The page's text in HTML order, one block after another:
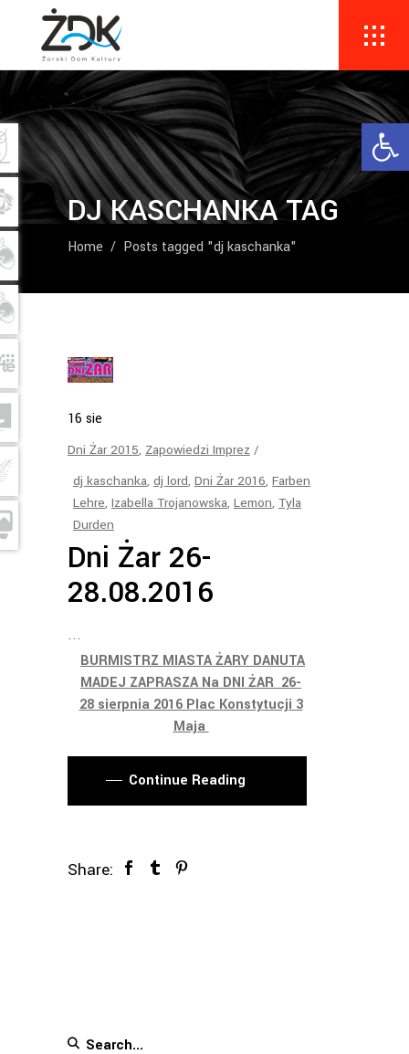
DJ KASCHANKA TAG
Home / Posts tagged "dj kaschanka"
16 sie
Dni Żar 2015, Zapowiedzi Imprez
dj kaschanka, dj lord, Dni Żar 2016, Farben
Lehre, Izabella Trojanowska, Lemon, Tyla
Durden
Dni Żar 26-
28.08.2016
BURMISTRZ MIASTA ŻARY DANUTA
MADEJ ZAPRASZA Na DNI ŻAR 26-
28 sierpnia 2016 Plac Konstytucji 3
Maja
Continue Reading
Share:
Search